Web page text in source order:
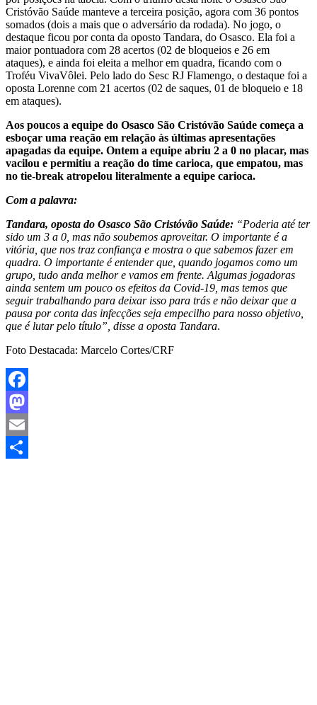
Cristóvão Saúde manteve a terceira posição, agora com 36 pontos
somados (dois a mais que o adversário da rodada). No jogo, o
destaque ficou por conta da oposto Tandara, do Osasco. Ela foi a
maior pontuadora com 28 acertos (02 de bloqueios e 26 em
ataques), e ainda foi eleita a melhor em quadra, ficando com o
Troféu VivaVôlei. Pelo lado do Sesc RJ Flamengo, o destaque foi a
oposta Lorenne com 21 acertos (02 de saques, 01 de bloqueio e 18
em ataques).
Aos poucos a equipe do Osasco São Cristóvão Saúde começa a
esboçar uma reação em relação às últimas apresentações
apagadas da equipe. Ontem a equipe abriu 2 a 0 no placar, mas
vacilou e permitiu a reação do time carioca, que empatou, mas
no tie-break atropelou literalmente a equipe carioca.
Com a palavra:
Tandara, oposta do Osasco São Cristóvão Saúde: “Poderia até ter
sido um 3 a 0, mas não soubemos aproveitar. O importante é a
vitória, que nos traz confiança e mostra o que sabemos fazer em
quadra. O importante é entender que, quando jogamos como um
grupo, tudo anda melhor e vamos em frente. Algumas jogadoras
ainda sentem um pouco os efeitos da Covid-19, mas temos que
seguir trabalhando para deixar isso para trás e não deixar que a
pausa por conta das infecções seja empecilho para nosso objetivo,
que é lutar pelo título”, disse a oposta Tandara.
Foto Destacada: Marcelo Cortes/CRF
Facebook
Mastodon
Email